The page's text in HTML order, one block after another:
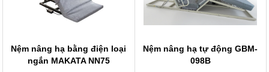
Nệm nâng hạ bằng điện loại
ngắn MAKATA NN75
Nệm nâng hạ tự động GBM-
098B